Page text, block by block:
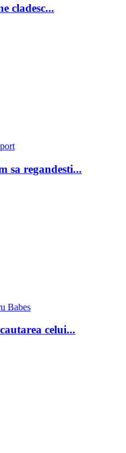
cladesc...
sa regandesti...
Babes
celui...